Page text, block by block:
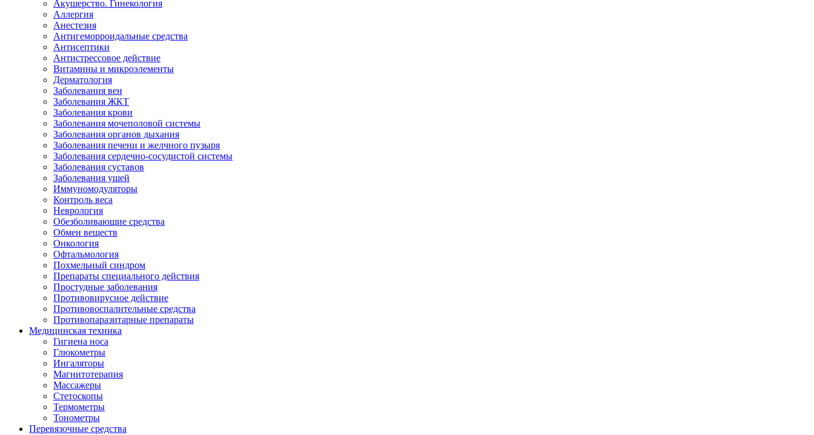
Акушерство. Гинекология
Аллергия
Анестезия
Антигеморроидальные средства
Антисептики
Антистрессовое действие
Витамины и микроэлементы
Дерматология
Заболевания вен
Заболевания ЖКТ
Заболевания крови
Заболевания мочеполовой системы
Заболевания органов дыхания
Заболевания печени и желчного пузыря
Заболевания сердечно-сосудистой системы
Заболевания суставов
Заболевания ушей
Иммуномодуляторы
Контроль веса
Неврология
Обезболивающие средства
Обмен веществ
Онкология
Офтальмология
Похмельный синдром
Препараты специального действия
Простудные заболевания
Противовирусное действие
Противовоспалительные средства
Противопаразитарные препараты
Медицинская техника
Гигиена носа
Глюкометры
Ингаляторы
Магнитотерапия
Массажеры
Стетоскопы
Термометры
Тонометры
Перевязочные средства